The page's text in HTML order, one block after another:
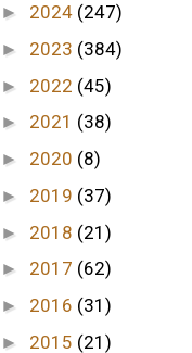
► 2024 (247)
► 2023 (384)
► 2022 (45)
► 2021 (38)
► 2020 (8)
► 2019 (37)
► 2018 (21)
► 2017 (62)
► 2016 (31)
► 2015 (21)